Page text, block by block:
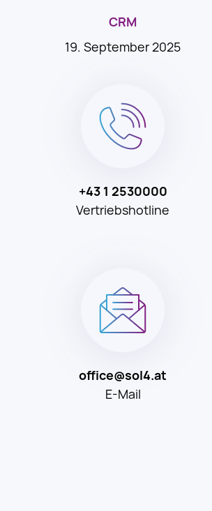
CRM
19. September 2025
+43 1 2530000
Vertriebshotline
office@sol4.at
E-Mail